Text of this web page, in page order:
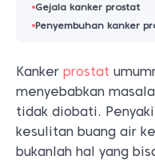
Gejala kanker prostat
Penyembuhan kanker
Kanker prostat
menyebabkan
tidak diobati.
kesulitan buang air
bukanlah hal yang